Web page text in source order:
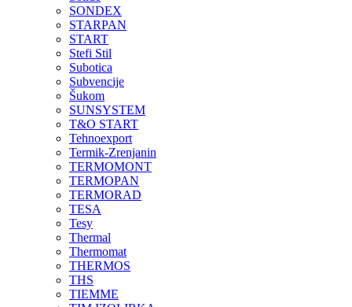
SONDEX
STARPAN
START
Stefi Stil
Subotica
Subvencije
Šukom
SUNSYSTEM
T&O START
Tehnoexport
Termik-Zrenjanin
TERMOMONT
TERMOPAN
TERMORAD
TESA
Tesy
Thermal
Thermomat
THERMOS
THS
TIEMME